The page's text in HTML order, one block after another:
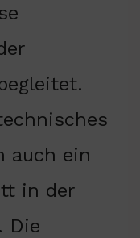
auch ein
in der
Die